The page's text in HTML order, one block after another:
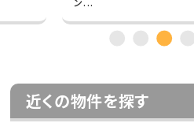
近くの物件を探す